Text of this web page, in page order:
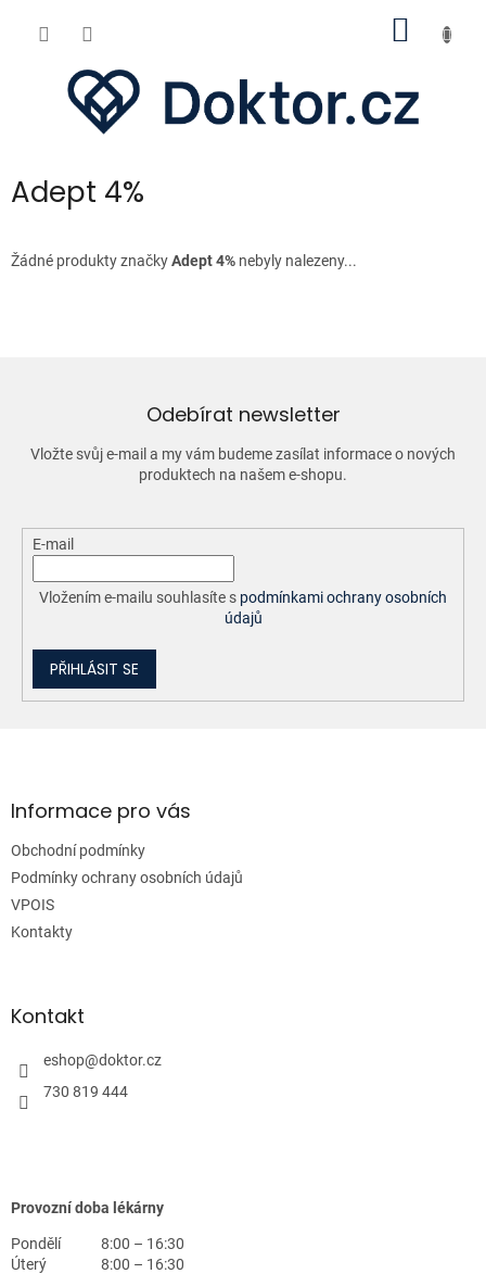
Adept 4%
Žádné produkty značkyAdept 4% nebyly nalezeny...
Odebírat newsletter
Vložte svůj e-mail a my vám budeme zasílat informace o nových
produktech na našem e-shopu.
E-mail
Vložením e-mailu souhlasíte s podmínkami ochrany osobních
údajů
PŘIHLÁSIT SE
aInformace pro vás
Obchodní podmínky
Podmínky ochrany osobních údajů
VPOIS
Kontakty
Kontakt
eshop@doktor.cz
730 819 444
Provozní doba lékárny
Pondělí
8:00 – 16:30
Úterý
8:00 – 16:30